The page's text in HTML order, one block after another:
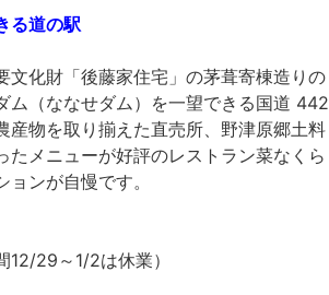
る道の駅
文化財「後藤家住宅」の茅葺寄棟造りの
ム（ななせダム）を一望できる国道 442
産物を取り揃えた直売所、野津原郷土料
メニューが好評のレストラン菜なくら
ンが自慢です。
29～1/2は休業）